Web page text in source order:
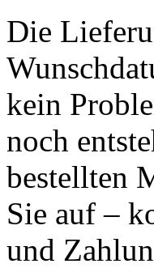
Die
kein
noch
bestellten
Sie auf –
und